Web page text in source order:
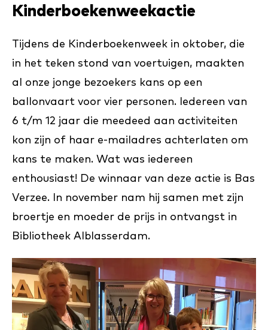
Kinderboekenweekactie
Tijdens de Kinderboekenweek in oktober, die
in het teken stond van voertuigen, maakten
al onze jonge bezoekers kans op een
ballonvaart voor vier personen. Iedereen van
6 t/m 12 jaar die meedeed aan activiteiten
kon zijn of haar e-mailadres achterlaten om
kans te maken. Wat was iedereen
enthousiast! De winnaar van deze actie is Bas
Verzee. In november nam hij samen met zijn
broertje en moeder de prijs in ontvangst in
Bibliotheek Alblasserdam.